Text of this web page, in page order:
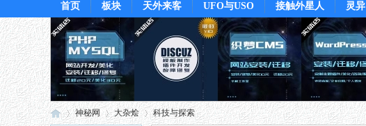
首页 板块 天外来客 UFO与USO 接触外星人 灵异
神秘网 大杂烩 科技与探索